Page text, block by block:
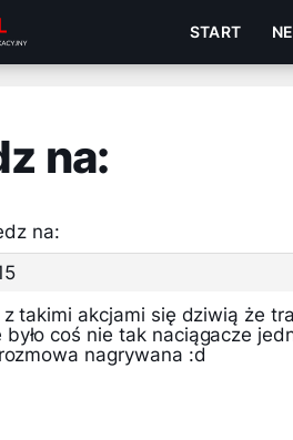
START
na:
na:
z takimi akcjami się dziwią że
było coś nie tak naciągacze
nagrywana :d